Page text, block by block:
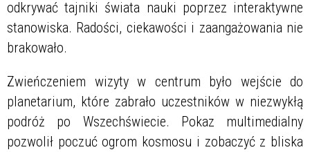
odkrywać tajniki świata nauki poprzez interaktywne
stanowiska. Radości, ciekawości i zaangażowania nie
brakowało.
Zwieńczeniem wizyty w centrum było wejście do
planetarium, które zabrało uczestników w niezwykłą
podróż po Wszechświecie. Pokaz multimedialny
pozwolił poczuć ogrom kosmosu i zobaczyć z bliska